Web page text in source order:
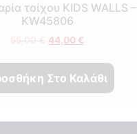
τοίχου KIDS WALLS –
KW45806
55,00€ 44,00 €
Στο Καλάθι